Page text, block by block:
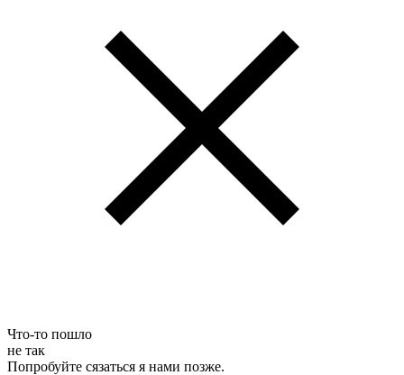
Что-то пошло
не так
Попробуйте сязаться я нами позже.